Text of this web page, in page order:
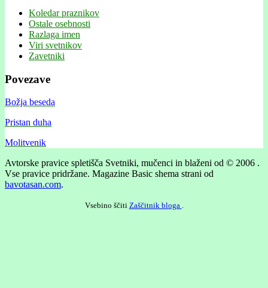
Koledar praznikov
Ostale osebnosti
Razlaga imen
Viri svetnikov
Zavetniki
Povezave
Božja beseda
Pristan duha
Molitvenik
Avtorske pravice spletišča Svetniki, mučenci in blaženi od © 2006 .
Vse pravice pridržane. Magazine Basic shema strani od
bavotasan.com.
Vsebino ščiti Zaščitnik bloga .